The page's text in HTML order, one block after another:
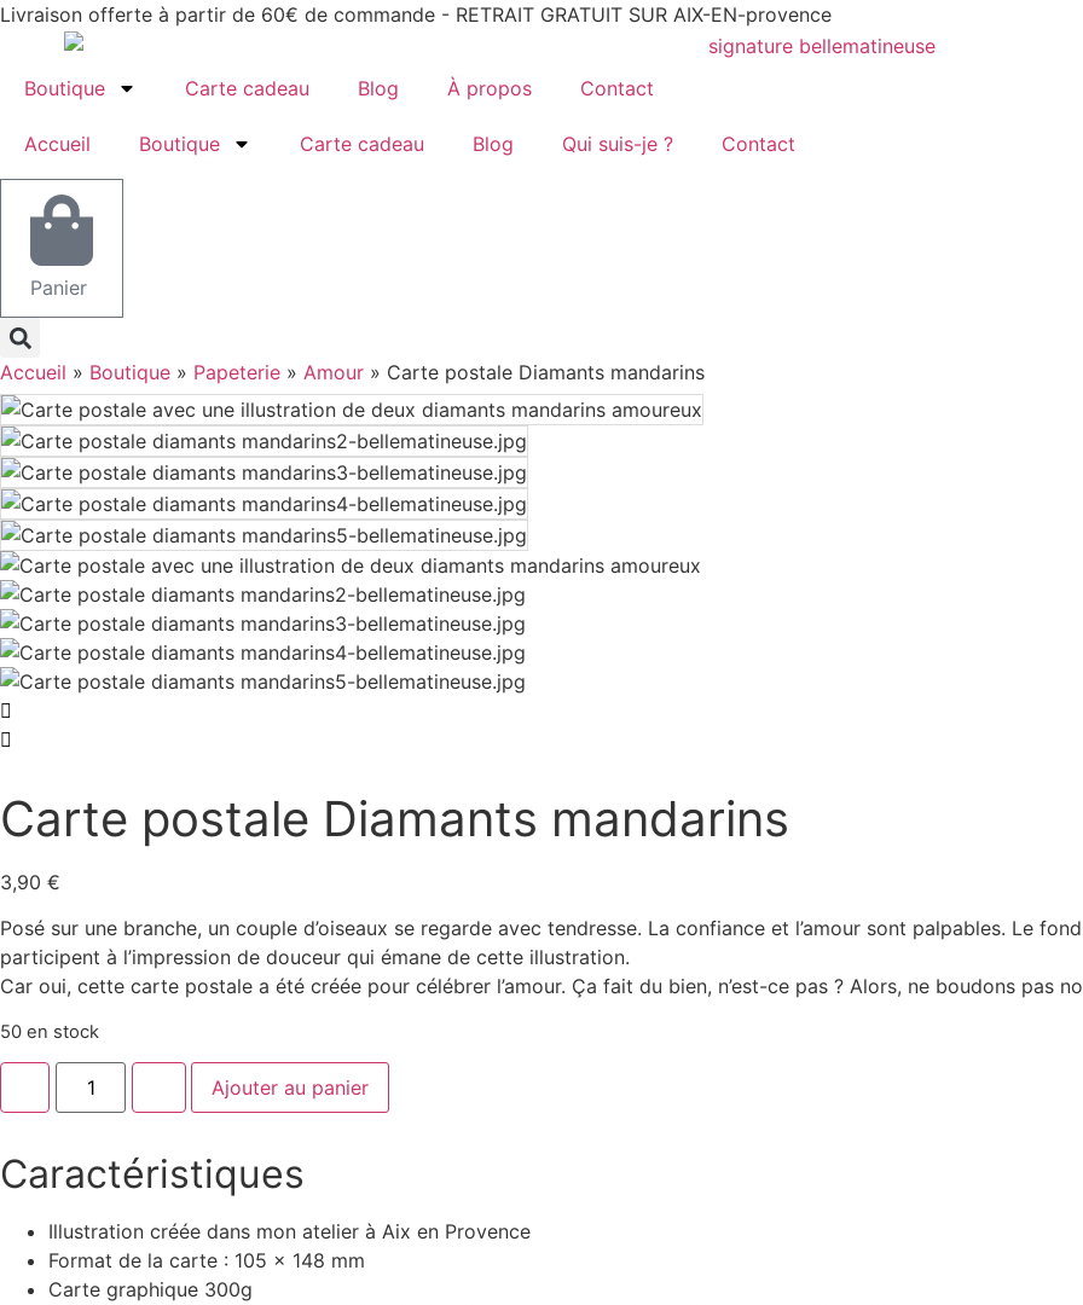
Aller
Livraison offerte à partir de 60€ de commande - RETRAIT GRATUIT SUR AIX-EN-provence
Boutique Carte cadeau Blog À propos Contact
Accueil Boutique Carte cadeau Blog Qui suis-je ? Contact
Panier
Accueil » Boutique » Papeterie » Amour » Carte postale Diamants mandarins
Carte postale Diamants mandarins
3,90 €
Posé sur une branche, un couple d’oiseaux se regarde avec tendresse. La confiance et l’amour sont palpables. Le
participent à l’impression de douceur qui émane de cette illustration.
Car oui, cette carte postale a été créée pour célébrer l’amour. Ça fait du bien, n’est-ce pas ? Alors, ne boudons pas
50 en stock
quantité
Carte
mandarins
Ajouter au panier
Caractéristiques
Illustration créée dans mon atelier à Aix en Provence
Format de la carte : 105 x 148 mm
Carte graphique 300g